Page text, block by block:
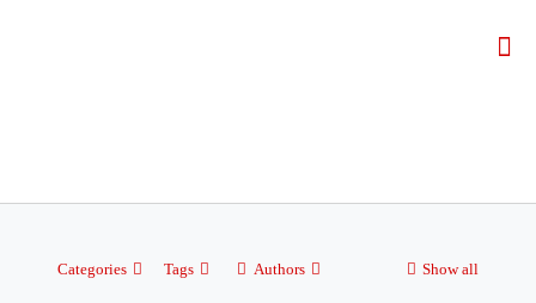
Categories Tags Authors Show all